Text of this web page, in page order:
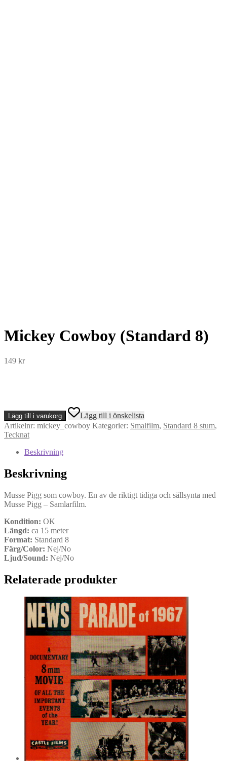
Mickey Cowboy (Standard 8)
149 kr
Mickey
Cowboy
(Standard
8)
Lägg till i varukorg
Lägg till i önskelista
Artikelnr: mickey_cowboy Kategorier: Smalfilm, Standard 8 stum,
Tecknat
Beskrivning
Beskrivning
Musse Pigg som cowboy. En av de riktigt tidiga och sällsynta med
Musse Pigg – Samlarfilm.
Kondition: OK
Längd: ca 15 meter
Format: Standard 8
Färg/Color: Nej/No
Ljud/Sound: Nej/No
Relaterade produkter